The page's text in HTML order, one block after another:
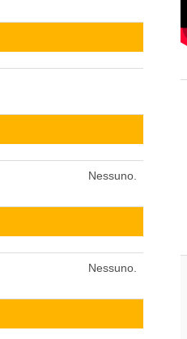
Nessuno.
Nessuno.